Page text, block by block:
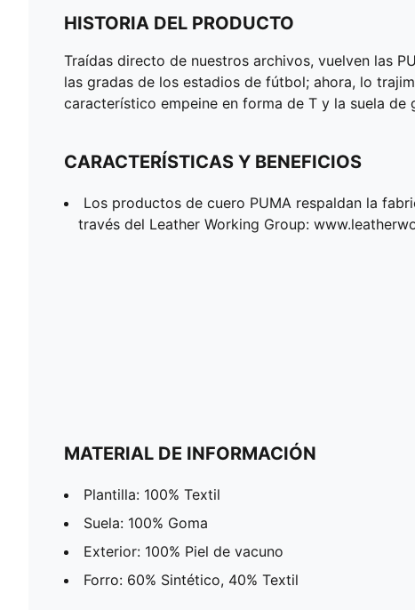
HISTORIA DEL PRODUCTO
Traídas directo de nuestros archivos, vuelven las
las gradas de los estadios de fútbol; ahora, lo
característico empeine en forma de T y la suela de
CARACTERÍSTICAS Y BENEFICIOS
Los productos de cuero PUMA respaldan la
través del Leather Working Group:
MATERIAL DE INFORMACIÓN
Plantilla: 100% Textil
Suela: 100% Goma
Exterior: 100% Piel de vacuno
Forro: 60% Sintético, 40% Textil